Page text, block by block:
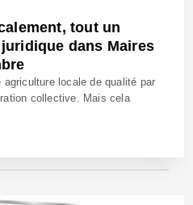
tout un
dans Maires
locale de qualité par
collective. Mais cela